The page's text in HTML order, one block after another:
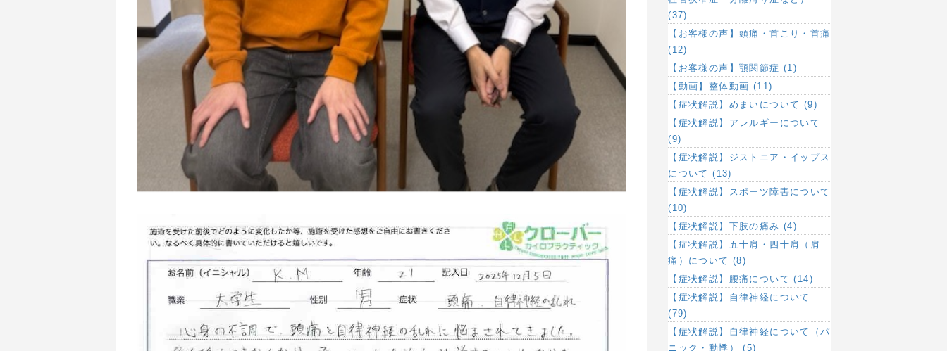
(37)
【お客様の声】頭痛・首こり・首痛
(12)
【お客様の声】顎関節症 (1)
【動画】整体動画 (11)
【症状解説】めまいについて (9)
【症状解説】アレルギーについて
(9)
【症状解説】ジストニア・イップス
について (13)
【症状解説】スポーツ障害について
(10)
【症状解説】下肢の痛み (4)
【症状解説】五十肩・四十肩（肩
痛）について (8)
【症状解説】腰痛について (14)
【症状解説】自律神経について
(79)
【症状解説】自律神経について（パ
ニック・動悸） (5)